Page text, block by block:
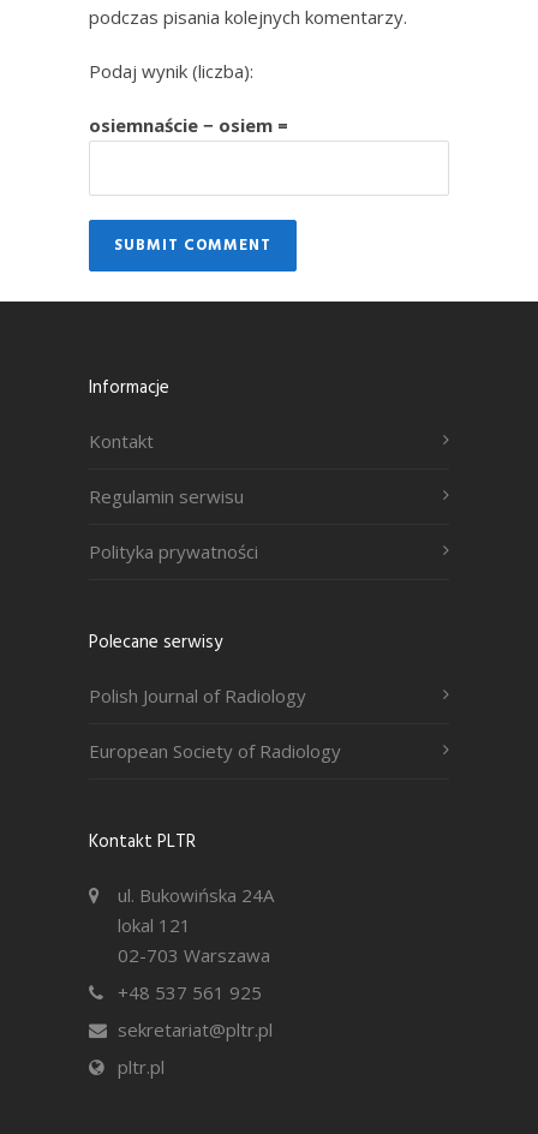
podczas pisania kolejnych komentarzy.
Podaj wynik (liczba):
osiemnaście − osiem =
Informacje
Kontakt
Regulamin serwisu
Polityka prywatności
Polecane serwisy
Polish Journal of Radiology
European Society of Radiology
Kontakt PLTR
ul. Bukowińska 24A
lokal 121
02-703 Warszawa
+48 537 561 925
sekretariat@pltr.pl
pltr.pl